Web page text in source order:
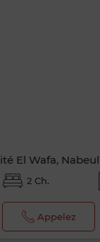
El Wafa, Nabeul
2 Ch.
Appelez